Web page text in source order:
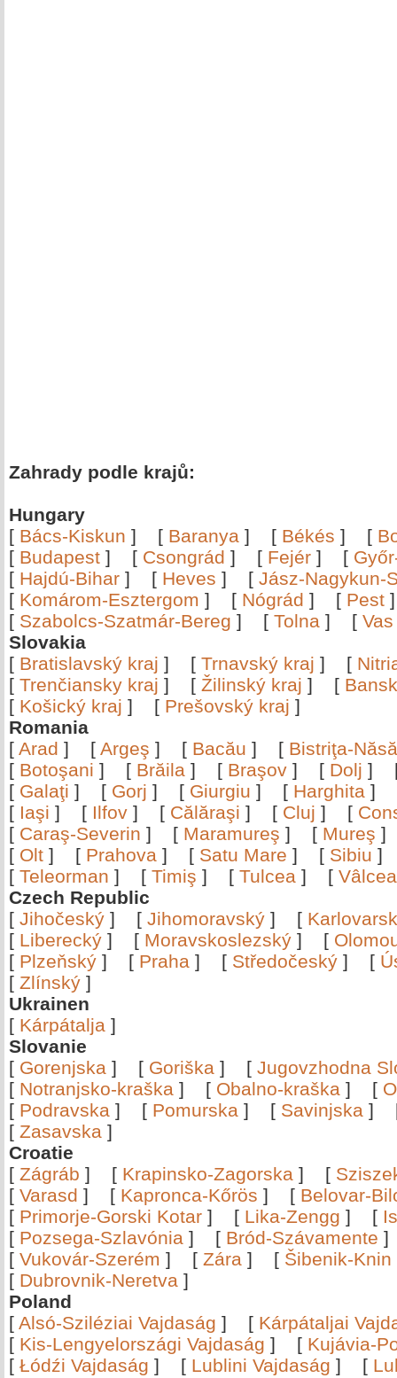
Zahrady podle krajů:
Hungary
[ Bács-Kiskun ] [ Baranya ] [ Békés ] [
[ Budapest ] [ Csongrád ] [ Fejér ] [
[ Hajdú-Bihar ] [ Heves ] [ Jász-Nagykun-
[ Komárom-Esztergom ] [ Nógrád ] [ Pest
[ Szabolcs-Szatmár-Bereg ] [ Tolna ] [ Vas
Slovakia
[ Bratislavský kraj ] [ Trnavský kraj ] [
[ Trenčiansky kraj ] [ Žilinský kraj ] [
[ Košický kraj ] [ Prešovský kraj ]
Romania
[ Arad ] [ Argeş ] [ Bacău ] [ Bistriţa-
[ Botoşani ] [ Brăila ] [ Braşov ] [ Dolj ]
[ Galaţi ] [ Gorj ] [ Giurgiu ] [ Harghita ]
[ Iaşi ] [ Ilfov ] [ Călăraşi ] [ Cluj ] [
[ Caraş-Severin ] [ Maramureş ] [ Mureş
[ Olt ] [ Prahova ] [ Satu Mare ] [ Sibiu
[ Teleorman ] [ Timiş ] [ Tulcea ] [
Czech Republic
[ Jihočeský ] [ Jihomoravský ] [
[ Liberecký ] [ Moravskoslezský ] [
[ Plzeňský ] [ Praha ] [ Středočeský ] [
[ Zlínský ]
Ukrainen
[ Kárpátalja ]
Slovanie
[ Gorenjska ] [ Goriška ] [ Jugovzhodna
[ Notranjsko-kraška ] [ Obalno-kraška ] [
[ Podravska ] [ Pomurska ] [ Savinjska ]
[ Zasavska ]
Croatie
[ Zágráb ] [ Krapinsko-Zagorska ] [
[ Varasd ] [ Kapronca-Kőrös ] [ Belovar-
[ Primorje-Gorski Kotar ] [ Lika-Zengg ] [
[ Pozsega-Szlavónia ] [ Bród-Szávamente
[ Vukovár-Szerém ] [ Zára ] [ Šibenik-Knin
[ Dubrovnik-Neretva ]
Poland
[ Alsó-Sziléziai Vajdaság ] [ Kárpátaljai
[ Kis-Lengyelországi Vajdaság ] [ Kujávia-
[ Łódźi Vajdaság ] [ Lublini Vajdaság ] [